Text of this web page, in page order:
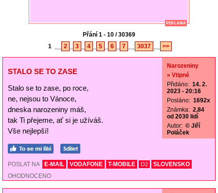
REKLAMA
Přání 1 - 10 / 30369
1
2 3 4 5 6 7 3037 >>
STALO SE TO ZASE
Stalo se to zase, po roce,
ne, nejsou to Vánoce,
dneska narozeniny máš,
tak Ti přejeme, ať si je užíváš.
Vše nejlepší!
Narozeniny
» Vtipné
Přidáno: 14. 2.
2023 - 20:16
Posláno: 1692x
Známka: 2,84
od 2030 lidí
Autor: © Jiří
Poláček
POSLAT NA E-MAIL VODAFONE T-MOBILE O2
SLOVENSKO
OHODNOCENO